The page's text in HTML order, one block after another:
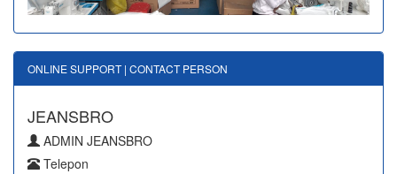
ONLINE SUPPORT | CONTACT PERSON
JEANSBRO
ADMIN JEANSBRO
Telepon